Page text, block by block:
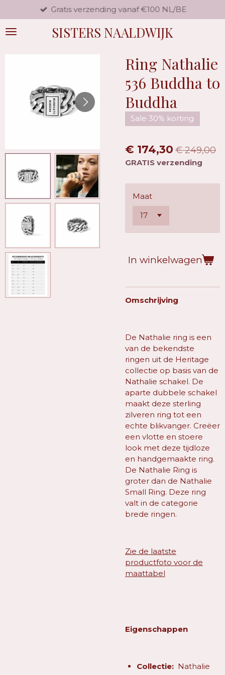
direct
naar
SISTERS NAALDWIJK
Gratis verzending vanaf €100 NL/BE
Ring Nathalie
536 Buddha to
Buddha
Sale 30% korting
€ 174,30 € 249,00
GRATIS verzending
Maat
In winkelwagen
Omschrijving
De Nathalie ring is een
van de bekendste
ringen uit de Heritage
collectie op basis van de
Nathalie schakel. De
aparte dubbele schakel
maakt deze sterling
zilveren ring tot een
echte blikvanger. Creëer
een vlotte en stoere
look met deze tijdloze
en handgemaakte ring.
De Nathalie Ring is
groter dan de Nathalie
Small Ring. Deze ring
valt in de categorie
brede ringen.
Zie de laatste
productfoto voor de
maattabel
Eigenschappen
Collectie:Nathalie